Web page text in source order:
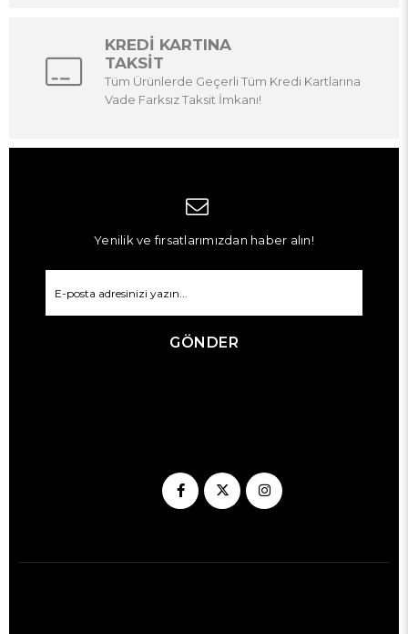
KREDİ KARTINA
TAKSİT
Tüm Ürünlerde Geçerli Tüm Kredi Kartlarına
Vade Farksız Taksit İmkanı!
Yenilik ve fırsatlarımızdan haber alın!
GÖNDER